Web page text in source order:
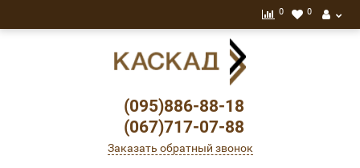
0 0
(095)886-88-18
(067)717-07-88
Заказать обратный звонок